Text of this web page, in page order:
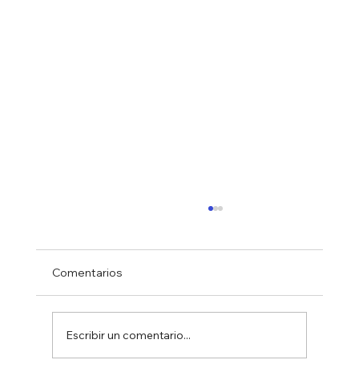
Comentarios
Escribir un comentario...